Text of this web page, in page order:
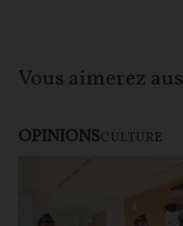
Vous aimerez
OPINIONSCULTURE